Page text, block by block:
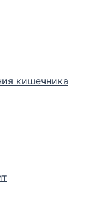
кишечника